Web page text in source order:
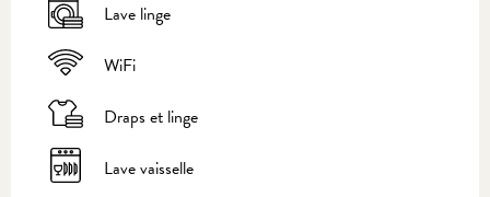
Lave linge
WiFi
Draps et linge
Lave vaisselle